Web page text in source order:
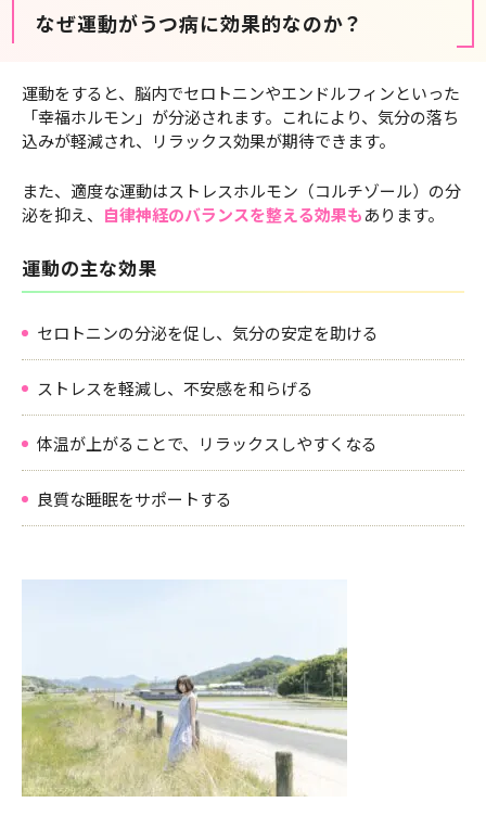
なぜ運動がうつ病に効果的なのか？
運動をすると、脳内でセロトニンやエンドルフィンといった
「幸福ホルモン」が分泌されます。これにより、気分の落ち
込みが軽減され、リラックス効果が期待できます。
また、適度な運動はストレスホルモン（コルチゾール）の分
泌を抑え、 自律神経のバランスを整える効果もあります。
運動の主な効果
セロトニンの分泌を促し、気分の安定を助ける
ストレスを軽減し、不安感を和らげる
体温が上がることで、リラックスしやすくなる
良質な睡眠をサポートする